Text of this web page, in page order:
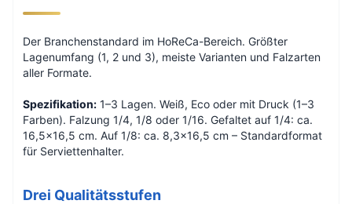
Der Branchenstandard im HoReCa-Bereich. Größter
Lagenumfang (1, 2 und 3), meiste Varianten und Falzarten
aller Formate.
Spezifikation: 1–3 Lagen. Weiß, Eco oder mit Druck (1–3
Farben). Falzung 1/4, 1/8 oder 1/16. Gefaltet auf 1/4: ca.
16,5×16,5 cm. Auf 1/8: ca. 8,3×16,5 cm – Standardformat
für Serviettenhalter.
Drei Qualitätsstufen